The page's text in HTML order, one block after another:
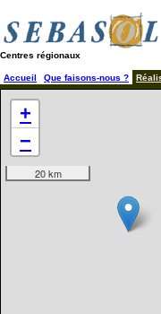
Centres régionaux
Accueil Que faisons-nous ?
+
−
20 km